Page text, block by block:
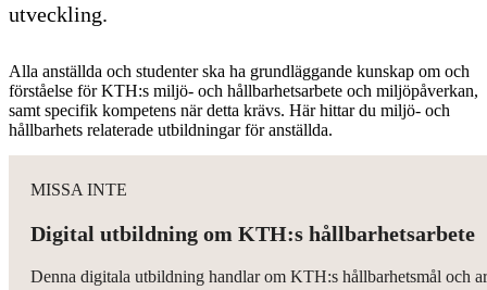
utveckling.
Alla anställda och studenter ska ha grundläggande kunskap om och
förståelse för KTH:s miljö- och hållbarhetsarbete och miljöpåverkan,
samt specifik kompetens när detta krävs. Här hittar du miljö- och
hållbarhets relaterade utbildningar för anställda.
MISSA INTE
Digital utbildning om KTH:s hållbarhetsarbete
Denna digitala utbildning handlar om KTH:s hållbarhetsmål och